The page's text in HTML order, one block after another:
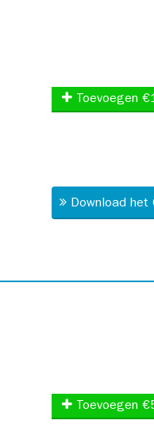
Toevoegen
Download
Toevoegen